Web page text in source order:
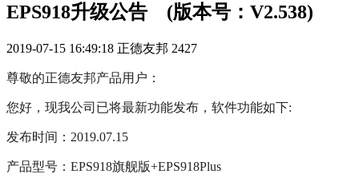
EPS918升级公告 (版本号：V2.538)
2019-07-15 16:49:18 正德友邦 2427
尊敬的正德友邦产品用户：
您好，现我公司已将最新功能发布，软件功能如下:
发布时间：2019.07.15
产品型号：EPS918旗舰版+EPS918Plus